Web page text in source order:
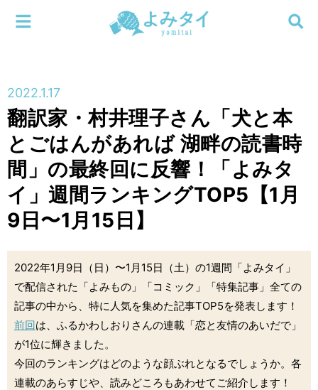
連載
新刊
特集
編集部
検索する
メニューを閉じる
2022.1.17
翻訳家・村井理子さん「犬と本
とごはんがあれば 湖畔の読書時
間」の最終回に反響！「よみタ
イ」週間ランキングTOP5【1月
9日〜1月15日】
2022年1月9日（日）〜1月15日（土）の1週間「よみタイ」
で配信された「よみもの」「コミック」「特集記事」全ての
記事の中から、特に人気を集めた記事TOP5を発表します！
前回は、ふるかわしおりさんの連載「恋と友情のあいだで」
が1位に輝きました。
今回のランキングはどのような顔ぶれとなるでしょうか。各
連載のあらすじや、読みどころもあわせてご紹介します！